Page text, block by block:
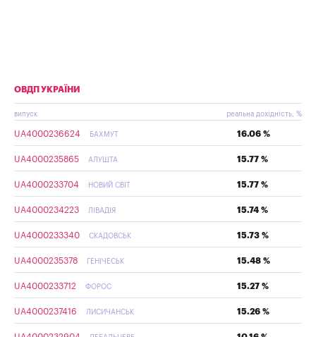
ОВДП УКРАЇНИ
випуск реальна дохідність, %
UA4000236624 БАХМУТ 16.06 %
UA4000235865 АЛУШТА 15.77 %
UA4000233704 НОВИЙ СВІТ 15.77 %
UA4000234223 ЛІВАДІЯ 15.74 %
UA4000233340 СКАДОВСЬК 15.73 %
UA4000235378 ГЕНІЧЕСЬК 15.48 %
UA4000233712 ФОРОС 15.27 %
UA4000237416 ЛИСИЧАНСЬК 15.26 %